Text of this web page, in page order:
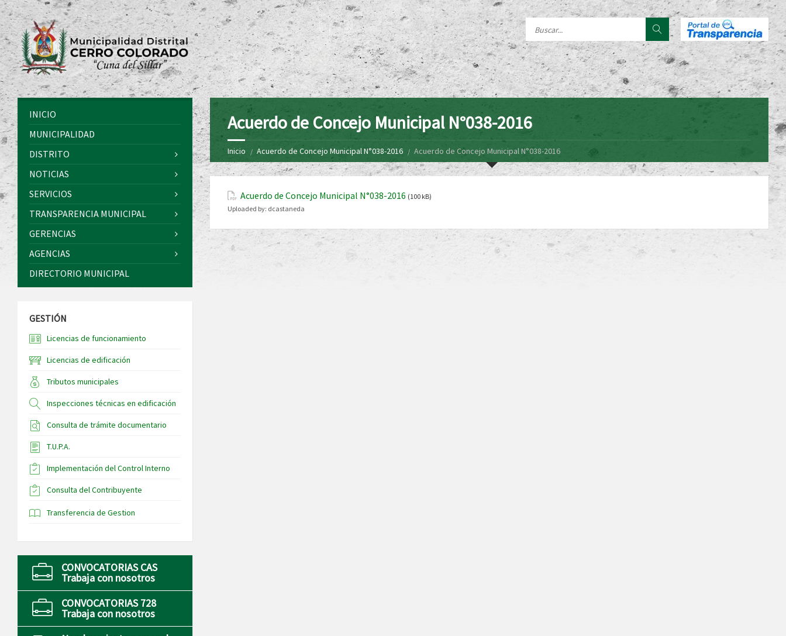
Acuerdo de Concejo Municipal N°038-2016
Inicio Acuerdo de Concejo Municipal N°038-2016 Acuerdo de Concejo Municipal N°038-2016
Acuerdo de Concejo Municipal N°038-2016 (100 kB)
Uploaded by: dcastaneda
INICIO
MUNICIPALIDAD
DISTRITO
NOTICIAS
SERVICIOS
TRANSPARENCIA MUNICIPAL
GERENCIAS
AGENCIAS
DIRECTORIO MUNICIPAL
GESTIÓN
Licencias de funcionamiento
Licencias de edificación
Tributos municipales
Inspecciones técnicas en edificación
Consulta de trámite documentario
T.U.P.A.
Implementación del Control Interno
Consulta del Contribuyente
Transferencia de Gestion
CONVOCATORIAS CAS
Trabaja con nosotros
CONVOCATORIAS 728
Trabaja con nosotros